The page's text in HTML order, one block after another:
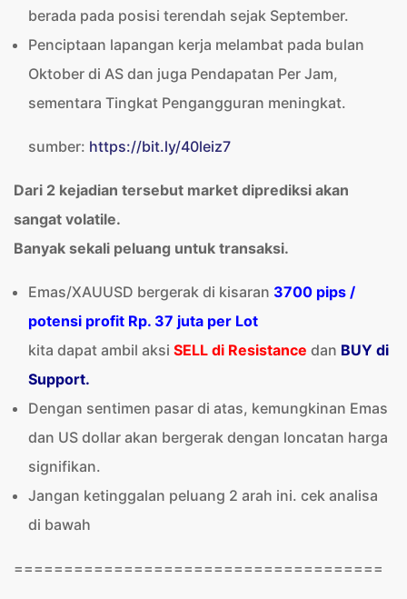
berada pada posisi terendah sejak September.
Penciptaan lapangan kerja melambat pada bulan
Oktober di AS dan juga Pendapatan Per Jam,
sementara Tingkat Pengangguran meningkat.
sumber: https://bit.ly/40leiz7
Dari 2 kejadian tersebut market diprediksi akan
sangat volatile.
Banyak sekali peluang untuk transaksi.
Emas/XAUUSD bergerak di kisaran 3700 pips /
potensi profit Rp. 37 juta per Lot
kita dapat ambil aksi SELL di Resistance dan BUY di
Support.
Dengan sentimen pasar di atas, kemungkinan Emas
dan US dollar akan bergerak dengan loncatan harga
signifikan.
Jangan ketinggalan peluang 2 arah ini. cek analisa
di bawah
=====================================